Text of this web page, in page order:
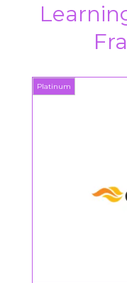
Platinum